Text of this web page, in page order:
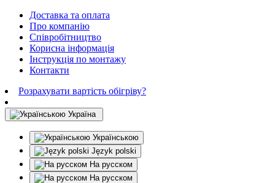
Доставка та оплата
Про компанію
Співробітництво
Корисна інформація
Інструкція по монтажу
Контакти
Розрахувати вартість обігріву?
Україна
Українською
Język polski
На русском
На русском